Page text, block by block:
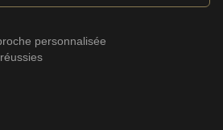
personnalisée